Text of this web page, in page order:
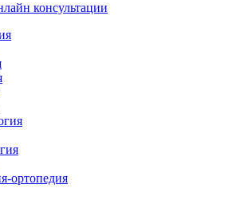
консультации
ортопедия